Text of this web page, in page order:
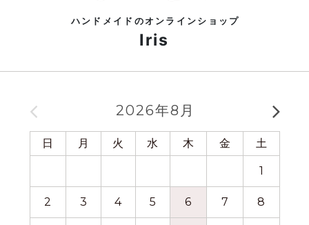
ハンドメイドのオンラインショップ
Iris
2026年8月
日 月 火 水 木 金 土
1
2 3 4 5 6 7 8